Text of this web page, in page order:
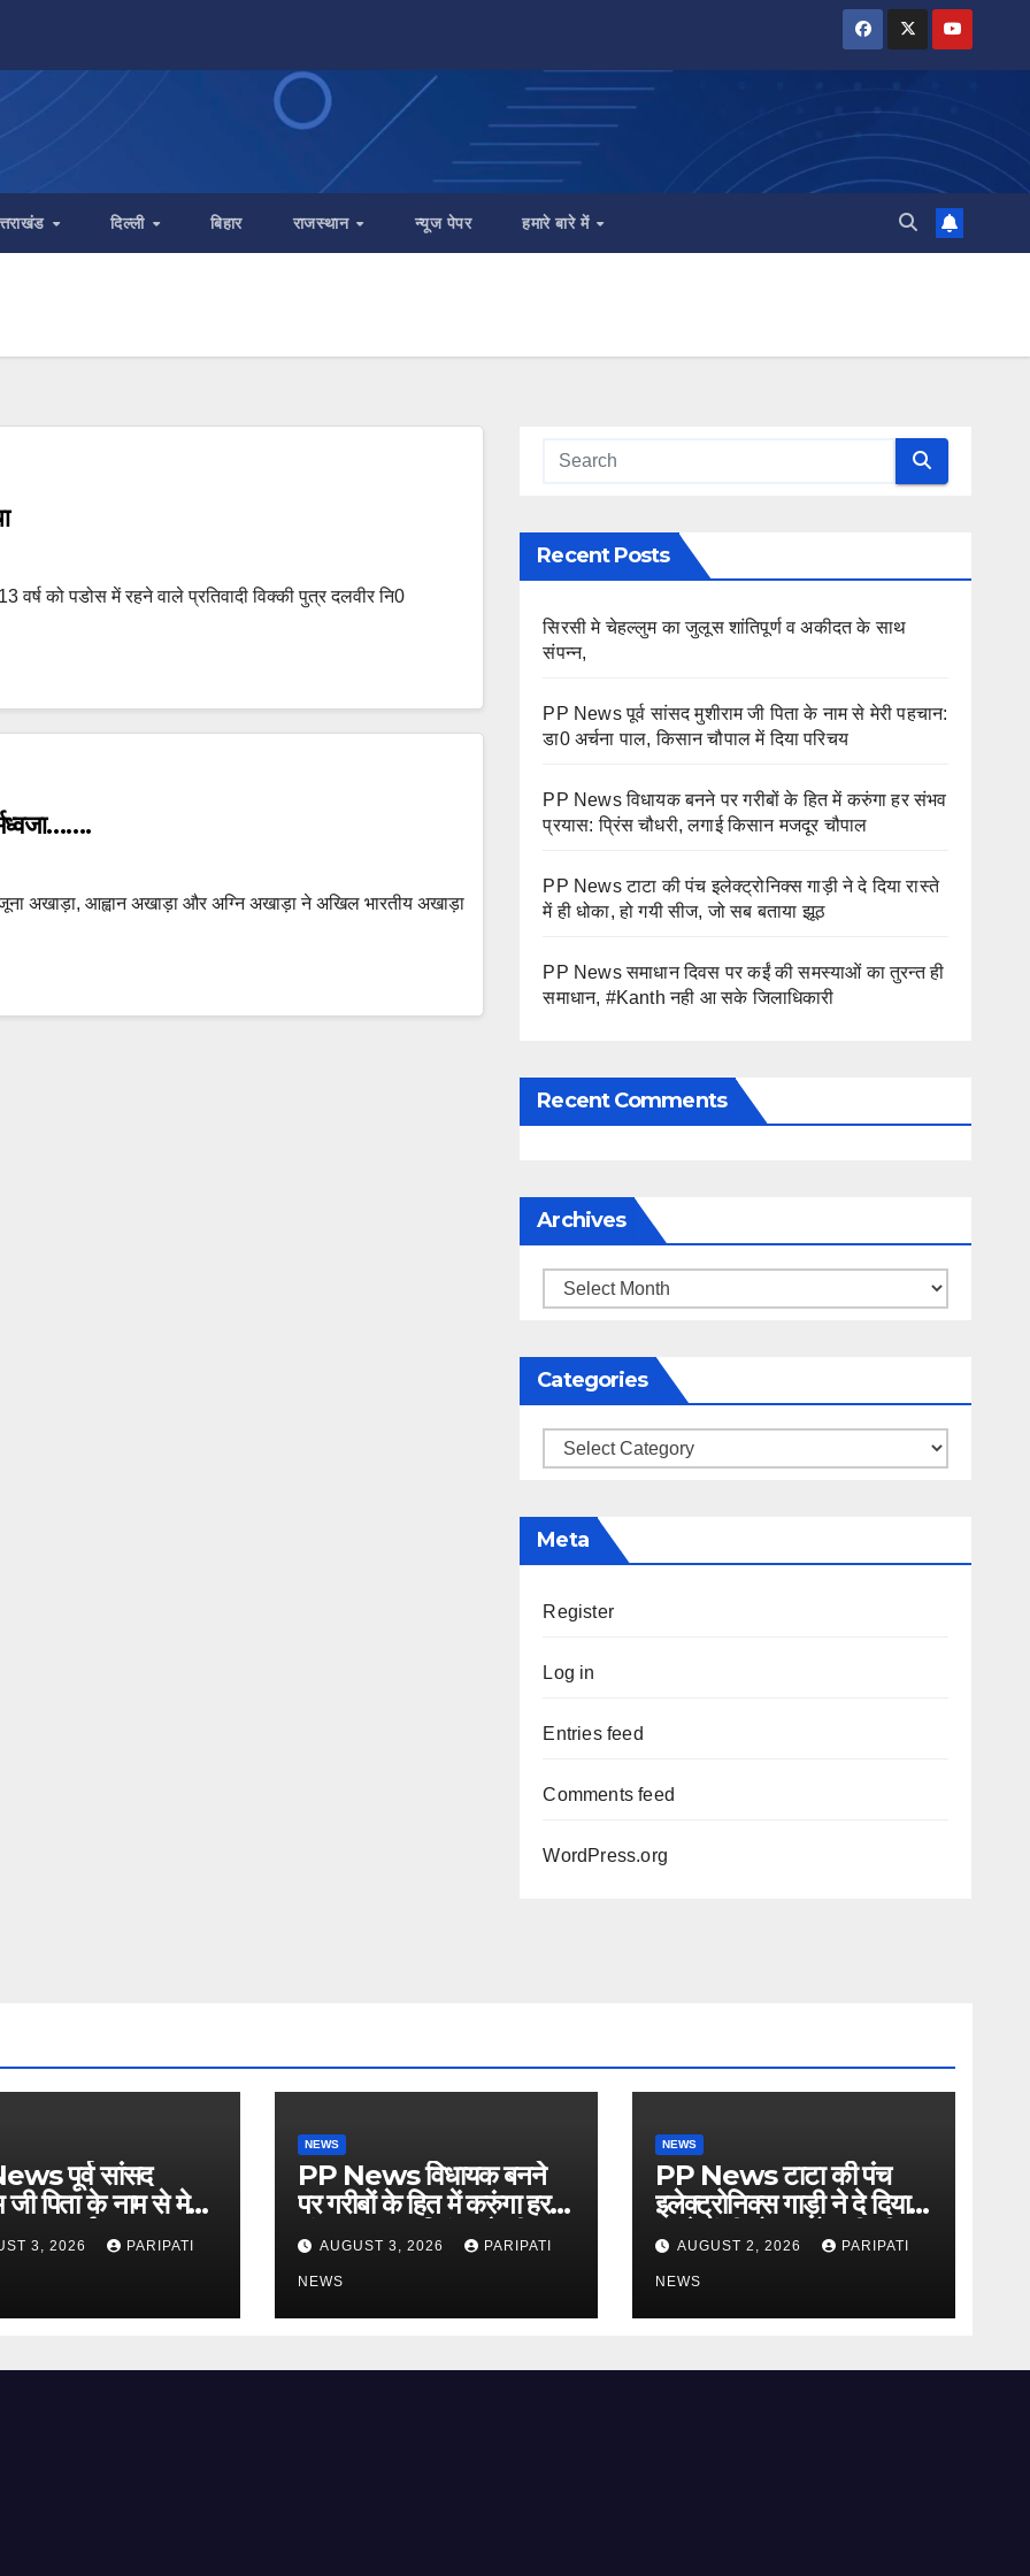
दिल्ली बिहार राजस्थान न्यूज पेपर हमारे बारे में
13 वर्ष को पडोस में रहने वाले प्रतिवादी विक्की पुत्र दलवीर नि0
जूना अखाड़ा, आह्वान अखाड़ा और अग्नि अखाड़ा ने अखिल भारतीय अखाड़ा
Recent Posts
सिरसी मे चेहल्लुम का जुलूस शांतिपूर्ण व अकीदत के साथ
संपन्न,
PP News पूर्व सांसद मुशीराम जी पिता के नाम से मेरी पहचान:
डा0 अर्चना पाल, किसान चौपाल में दिया परिचय
PP News विधायक बनने पर गरीबों के हित में करुंगा हर संभव
प्रयास: प्रिंस चौधरी, लगाई किसान मजदूर चौपाल
PP News टाटा की पंच इलेक्ट्रोनिक्स गाड़ी ने दे दिया रास्ते
में ही धोका, हो गयी सीज, जो सब बताया झूठ
PP News समाधान दिवस पर कईं की समस्याओं का तुरन्त ही
समाधान, #Kanth नही आ सके जिलाधिकारी
Recent Comments
Archives
Archives
Categories
Categories
Meta
Register
Log in
Entries feed
Comments feed
WordPress.org
पूर्व सांसद
जी पिता के नाम से मेरी
डा0 अर्चना पाल,
में दिया परिचय
3, 2026 PARIPATI
NEWS
PP News विधायक बनने
पर गरीबों के हित में करुंगा हर
संभव प्रयास: प्रिंस चौधरी,
लगाई किसान मजदूर चौपाल
AUGUST 3, 2026 PARIPATI
NEWS
NEWS
PP News टाटा की पंच
इलेक्ट्रोनिक्स गाड़ी ने दे दिया
रास्ते में ही धोका, हो गयी सीज,
जो सब बताया झूठ
AUGUST 2, 2026 PARIPATI
NEWS